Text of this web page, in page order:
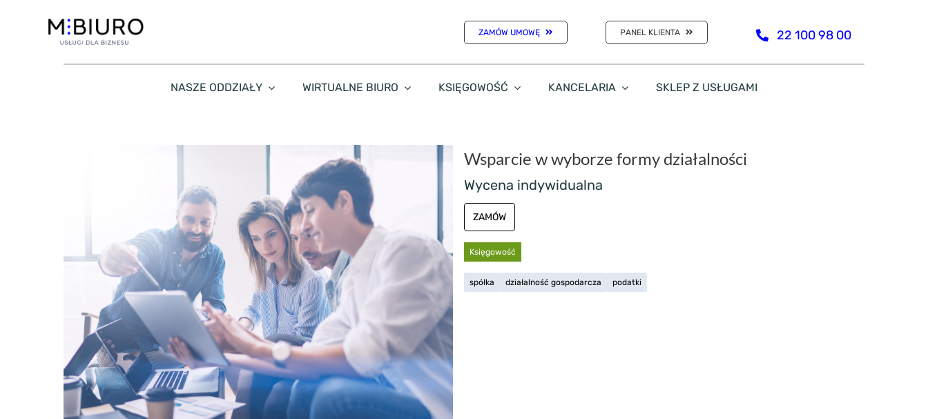
ZAMÓW UMOWĘ PANEL KLIENTA 22 100 98 00
NASZE ODDZIAŁY WIRTUALNE BIURO KSIĘGOWOŚĆ KANCELARIA SKLEP Z USŁUGAMI
Wsparcie w wyborze formy działalności
Wycena indywidualna
ZAMÓW
Księgowość
spółka działalność gospodarcza podatki